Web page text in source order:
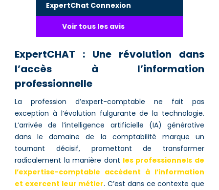
ExpertChat Connexion
Voir tous les avis
ExpertCHAT : Une révolution dans
l’accès à l’information
professionnelle
La profession d’expert-comptable ne fait pas
exception à l’évolution fulgurante de la technologie.
L’arrivée de l’intelligence artificielle (IA) générative
dans le domaine de la comptabilité marque un
tournant décisif, promettant de transformer
radicalement la manière dont les professionnels de
l’expertise-comptable accèdent à l’information
et exercent leur métier. C’est dans ce contexte que